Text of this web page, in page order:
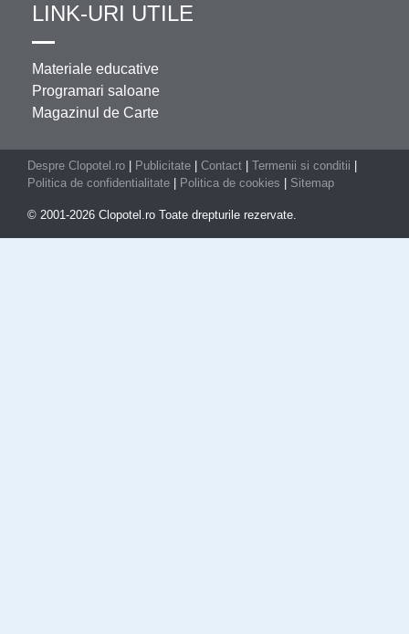
LINK-URI UTILE
Materiale educative
Programari saloane
Magazinul de Carte
Despre Clopotel.ro Publicitate Contact Termenii si conditii
Politica de confidentialitate
Politica de cookies Sitemap
© 2001-2026 Clopotel.ro Toate drepturile rezervate.